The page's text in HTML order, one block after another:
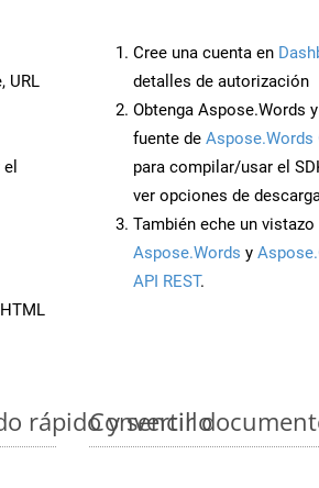
URL
Cree una cuenta en
detalles de autorización
Obtenga Aspose.Words
fuente de Aspose.Words
para compilar/usar el
ver opciones de
También eche un
Aspose.Words y
API REST.
rápido y sencillo
Convertir